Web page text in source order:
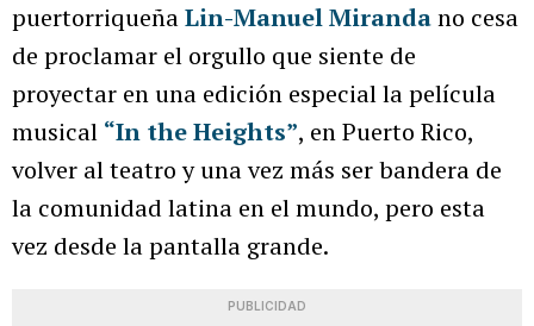
puertorriqueñaLin-Manuel Mirandano cesa
de proclamar el orgullo que siente de
proyectar en una edición especial la película
musical “In the Heights”, en Puerto Rico,
volver al teatro y una vez más ser bandera de
la comunidad latina en el mundo, pero esta
vez desde la pantalla grande.
PUBLICIDAD